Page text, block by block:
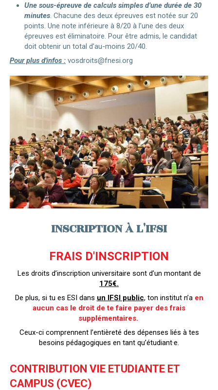
Une sous-épreuve de calculs simples d’une durée de 30
minutes. Chacune des deux épreuves est notée sur 20
points. Une note inférieure à 8/20 à l’une des deux
épreuves est éliminatoire. Pour être admis, le candidat
doit obtenir un total d’au-moins 20/40.
Pour plus d'infos : vosdroits@fnesi.org
INSCRIPTION À L'IFSI
FRAIS D'INSCRIPTION
Les droits d’inscription universitaire sont d’un montant de
175€.
De plus, si tu es ESI dans un IFSI public, ton institut n’a en
aucun cas le droit de te faire payer des frais
supplémentaires.
Ceux-ci comprennent l’entièreté des dépenses liés à tes
besoins pédagogiques en tant qu’étudiant·e.
CONTRIBUTION VIE ETUDIANTE ET
CAMPUS (CVEC)